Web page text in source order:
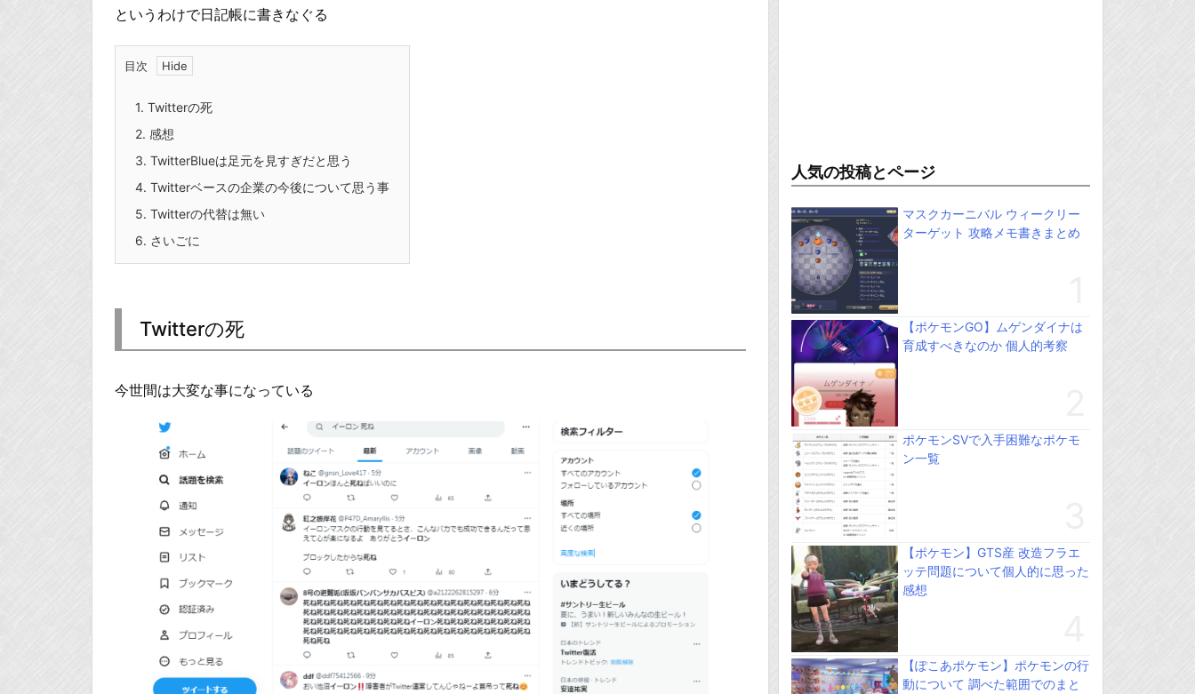
というわけで日記帳に書きなぐる
目次
1. Twitterの死
2. 感想
3. TwitterBlueは足元を見すぎだと思う
4. Twitterベースの企業の今後について思う事
5. Twitterの代替は無い
6. さいごに
Twitterの死
今世間は大変な事になっている
人気の投稿とページ
マスクカーニバル ウィークリー
ターゲット 攻略メモ書きまとめ
【ポケモンGO】ムゲンダイナは
育成すべきなのか 個人的考察
ポケモンSVで入手困難なポケモ
ン一覧
【ポケモン】GTS産 改造フラエ
ッテ問題について個人的に思った
感想
【ぽこあポケモン】ポケモンの行
動について 調べた範囲でのまと